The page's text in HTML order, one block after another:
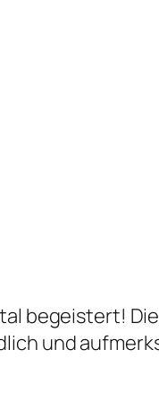
begeistert!
und